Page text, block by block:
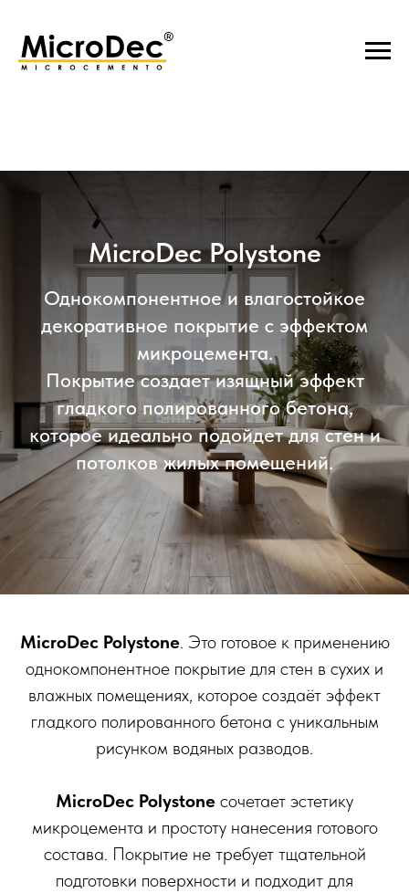
MicroDec Polystone
Однокомпонентное и влагостойкое
декоративное покрытие с эффектом
микроцемента.
Покрытие создает изящный эффект
гладкого полированного бетона,
которое идеально подойдет для стен и
потолков жилых помещений.
MicroDec Polystone. Это готовое к применению
однокомпонентное покрытие для стен в сухих и
влажных помещениях, которое создаёт эффект
гладкого полированного бетона с уникальным
рисунком водяных разводов.
MicroDec Polystone сочетает эстетику
микроцемента и простоту нанесения готового
состава. Покрытие не требует тщательной
подготовки поверхности и подходит для